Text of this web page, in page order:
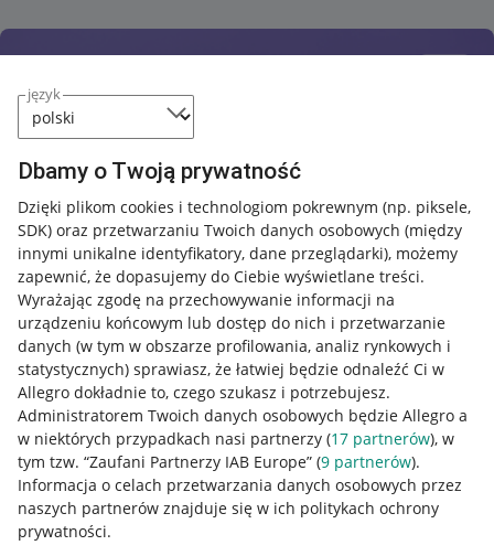
język
Dbamy o Twoją prywatność
Dzięki plikom cookies i technologiom pokrewnym (np. piksele,
SDK) oraz przetwarzaniu Twoich danych osobowych (między
innymi unikalne identyfikatory, dane przeglądarki), możemy
zapewnić, że dopasujemy do Ciebie wyświetlane treści.
Wyrażając zgodę na przechowywanie informacji na
urządzeniu końcowym lub dostęp do nich i przetwarzanie
danych (w tym w obszarze profilowania, analiz rynkowych i
statystycznych) sprawiasz, że łatwiej będzie odnaleźć Ci w
Allegro dokładnie to, czego szukasz i potrzebujesz.
Administratorem Twoich danych osobowych będzie Allegro a
w niektórych przypadkach nasi partnerzy (17 partnerów), w
tym tzw. “Zaufani Partnerzy IAB Europe” (9 partnerów).
Informacja o celach przetwarzania danych osobowych przez
naszych partnerów znajduje się w ich politykach ochrony
prywatności.
Przydatne informacje
Jak to działa